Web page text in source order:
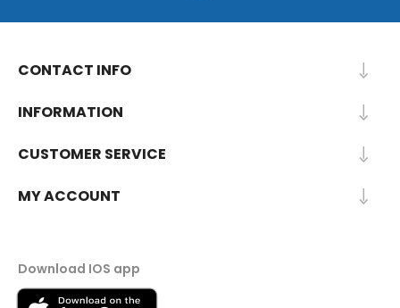
CONTACT INFO
INFORMATION
CUSTOMER SERVICE
MY ACCOUNT
Download IOS app